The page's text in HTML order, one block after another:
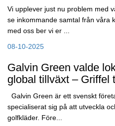
Vi upplever just nu problem med
se inkommande samtal från våra
med oss ber vi er ...
08-10-2025
Galvin Green valde
global tillväxt – Griffel
Galvin Green är ett svenskt
specialiserat sig på att utveckla
golfkläder. Före...